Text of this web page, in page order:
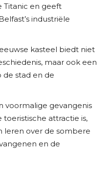
Titanic en geeft
industriële
kasteel biedt niet
maar ook een
de stad en de
voormalige gevangenis
attractie is,
leren over de sombere
en de